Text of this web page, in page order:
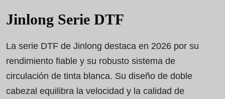
Jinlong Serie DTF
La serie DTF de Jinlong destaca en 2026 por su
rendimiento fiable y su robusto sistema de
circulación de tinta blanca. Su diseño de doble
cabezal equilibra la velocidad y la calidad de